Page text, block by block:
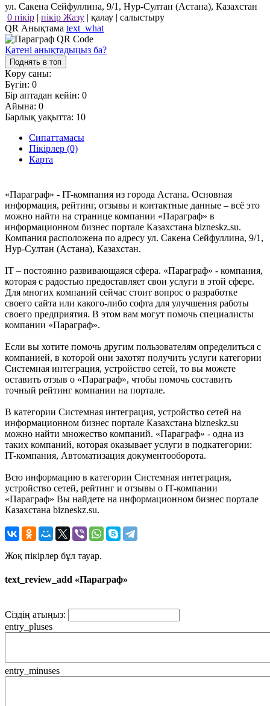
ул. Сакена Сейфуллина, 9/1, Нур-Султан (Астана), Казахстан
0 пікір | пікір Жазу | қалау | салыстыру
QR Анықтама text_what
Қатені анықтадыңыз ба?
Поднять в топ
Көру саны:
Бүгін: 0
Бір аптадан кейін: 0
Айына: 0
Барлық уақытта: 10
Сипаттамасы
Пікірлер (0)
Карта
«Параграф» - IT-компания из города Астана. Основная
информация, рейтинг, отзывы и контактные данные – всё это
можно найти на странице компании «Параграф» в
информационном бизнес портале Казахстана bizneskz.su.
Компания расположена по адресу ул. Сакена Сейфуллина, 9/1,
Нур-Султан (Астана), Казахстан.
IT – постоянно развивающаяся сфера. «Параграф» - компания,
которая с радостью предоставляет свои услуги в этой сфере.
Для многих компаний сейчас стоит вопрос о разработке
своего сайта или какого-либо софта для улучшения работы
своего предприятия. В этом вам могут помочь специалисты
компании «Параграф».
Если вы хотите помочь другим пользователям определиться с
компанией, в которой они захотят получить услуги категории
Системная интеграция, устройство сетей, то вы можете
оставить отзыв о «Параграф», чтобы помочь составить
точный рейтинг компании на портале.
В категории Системная интеграция, устройство сетей на
информационном бизнес портале Казахстана bizneskz.su
можно найти множество компаний. «Параграф» - одна из
таких компаний, которая оказывает услуги в подкатегории:
IT-компания, Автоматизация документооборота.
Всю информацию в категории Системная интеграция,
устройство сетей, рейтинг и отзывы о IT-компании
«Параграф» Вы найдете на информационном бизнес портале
Казахстана bizneskz.su.
Жоқ пікірлер бұл тауар.
text_review_add «Параграф»
Сіздің атыңыз:
entry_pluses
entry_minuses